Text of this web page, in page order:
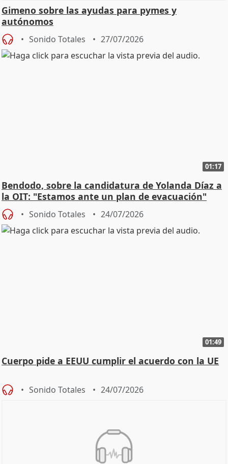
Gimeno sobre las ayudas para pymes y
autónomos
Sonido Totales 27/07/2026
01:17
Bendodo, sobre la candidatura de Yolanda Díaz a
la OIT: "Estamos ante un plan de evacuación"
Sonido Totales 24/07/2026
01:49
Cuerpo pide a EEUU cumplir el acuerdo con la UE
Sonido Totales 24/07/2026